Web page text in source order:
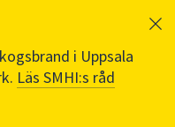
i Uppsala
Läs SMHI:s råd